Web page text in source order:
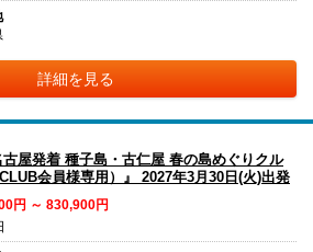
詳細を見る
古屋発着 種子島・古仁屋 春の島めぐりクル
会員様専用）』 2027年3月30日(火)出発
円 ～ 830,900円